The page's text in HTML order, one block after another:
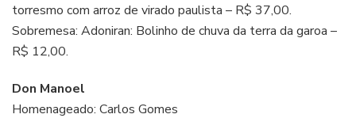
torresmo com arroz de virado paulista – R$ 37,00.
Sobremesa: Adoniran: Bolinho de chuva da terra da garoa –
R$ 12,00.
Don Manoel
Homenageado: Carlos Gomes